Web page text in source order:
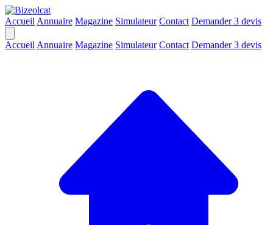
Accueil Annuaire Magazine Simulateur Contact Demander 3 devis
Accueil Annuaire Magazine Simulateur Contact Demander 3 devis